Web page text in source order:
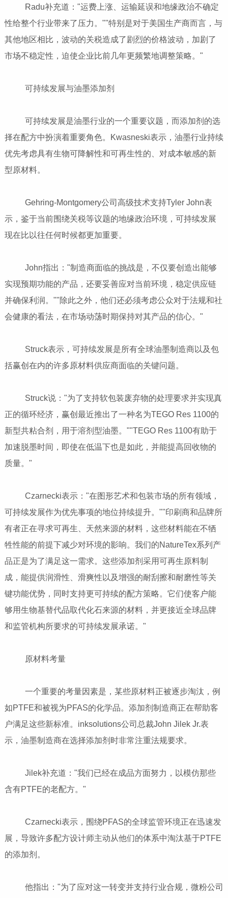
Radu补充道："运费上涨、运输延误和地缘政治不确定
性给整个行业带来了压力。""特别是对于美国生产商而言，与
其他地区相比，波动的关税造成了剧烈的价格波动，加剧了
市场不稳定性，迫使企业比前几年更频繁地调整策略。"
可持续发展与油墨添加剂
可持续发展是油墨行业的一个重要议题，而添加剂的选
择在配方中扮演着重要角色。Kwasneski表示，油墨行业持续
优先考虑具有生物可降解性和可再生性的、对成本敏感的新
型原材料。
Gehring-Montgomery公司高级技术支持Tyler John表
示，鉴于当前围绕关税等议题的地缘政治环境，可持续发展
现在比以往任何时候都更加重要。
John指出："制造商面临的挑战是，不仅要创造出能够
实现预期功能的产品，还要妥善应对当前环境，稳定供应链
并确保利润。""除此之外，他们还必须考虑公众对于法规和社
会健康的看法，在市场动荡时期保持对其产品的信心。"
Struck表示，可持续发展是所有全球油墨制造商以及包
括赢创在内的许多原材料供应商面临的关键问题。
Struck说："为了支持软包装废弃物的处理要求并实现真
正的循环经济，赢创最近推出了一种名为TEGO Res 1100的
新型共粘合剂，用于溶剂型油墨。""TEGO Res 1100有助于
加速脱墨时间，即使在低温下也是如此，并能提高回收物的
质量。"
Czarnecki表示："在图形艺术和包装市场的所有领域，
可持续发展作为优先事项的地位持续提升。""印刷商和品牌所
有者正在寻求可再生、天然来源的材料，这些材料能在不牺
牲性能的前提下减少对环境的影响。我们的NatureTex系列产
品正是为了满足这一需求。这些添加剂采用可再生原料制
成，能提供润滑性、滑爽性以及增强的耐刮擦和耐磨性等关
键功能优势，同时支持更可持续的配方策略。它们使客户能
够用生物基替代品取代化石来源的材料，并更接近全球品牌
和监管机构所要求的可持续发展承诺。"
原材料考量
一个重要的考量因素是，某些原材料正被逐步淘汰，例
如PTFE和被视为PFAS的化学品。添加剂制造商正在帮助客
户满足这些新标准。inksolutions公司总裁John Jilek Jr.表
示，油墨制造商在选择添加剂时非常注重法规要求。
Jilek补充道："我们已经在成品方面努力，以模仿那些
含有PTFE的老配方。"
Czarnecki表示，围绕PFAS的全球监管环境正在迅速发
展，导致许多配方设计师主动从他们的体系中淘汰基于PTFE
的添加剂。
他指出："为了应对这一转变并支持行业合规，微粉公司